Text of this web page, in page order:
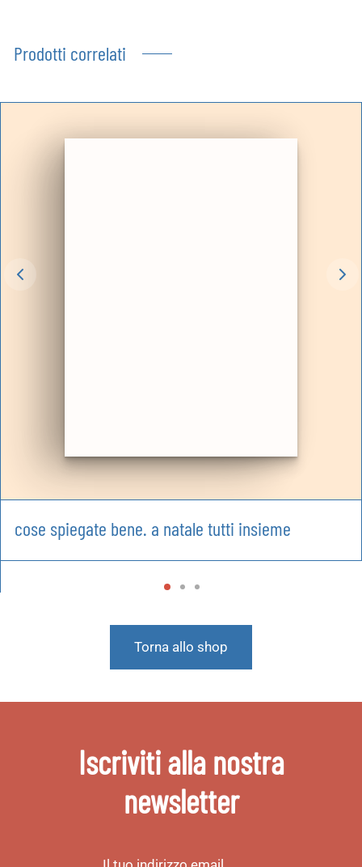
Prodotti correlati
cose spiegate bene. a natale tutti insieme
Torna allo shop
Iscriviti alla nostra
newsletter